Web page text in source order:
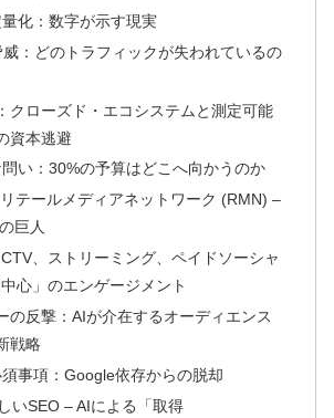
化：数字が示す現実
：どのトラフィックが失われているの
クローズド・エコシステムと測定可能
資本逃避
い：30%の予算はどこへ向かうのか
テールメディアネットワーク (RMN) –
巨人
、ストリーミング、ペイドソーシャ
心」のエンゲージメント
の反撃：AIが介在するオーディエンス
戦略
事項：Google依存からの脱却
いSEO – AIによる「取得